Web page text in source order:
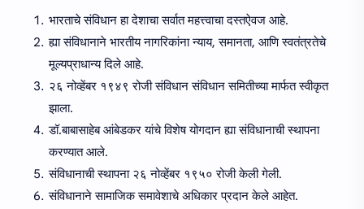
भारताचे संविधान हा देशाचा सर्वात महत्त्वाचा दस्तऐवज आहे.
ह्या संविधानाने भारतीय नागरिकांना न्याय, समानता, आणि स्वतंत्रतेचे
मूल्यप्राधान्य दिले आहे.
२६ नोव्हेंबर १९४९ रोजी संविधान संविधान समितीच्या मार्फत स्वीकृत
झाला.
डॉ.बाबासाहेब आंबेडकर यांचे विशेष योगदान ह्या संविधानाची स्थापना
करण्यात आले.
संविधानाची स्थापना २६ नोव्हेंबर १९५० रोजी केली गेली.
संविधानाने सामाजिक समावेशाचे अधिकार प्रदान केले आहेत.